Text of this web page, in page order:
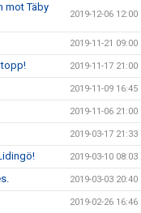
mot Täby
2019-12-06 12:00
2019-11-21 09:00
topp! 2019-11-17 21:00
2019-11-09 16:45
2019-11-06 21:00
2019-03-17 21:33
2019-03-10 08:03
2019-03-03 20:40
2019-02-26 16:46